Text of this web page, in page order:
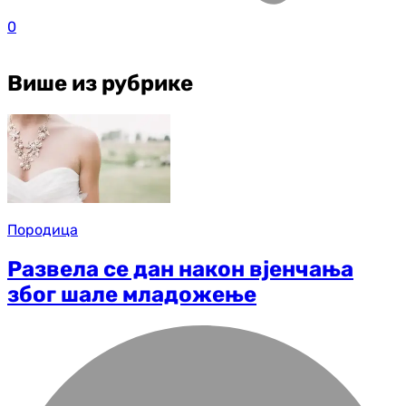
0
Више из рубрике
Породица
Развела се дан након вјенчања
због шале младожење